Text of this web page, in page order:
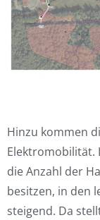
Hinzu kommen
Elektromobilität.
die Anzahl der
besitzen, in den
steigend. Da